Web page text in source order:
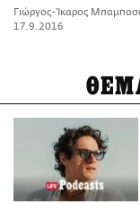
Γιώργος-Ίκαρος
17.9.2016